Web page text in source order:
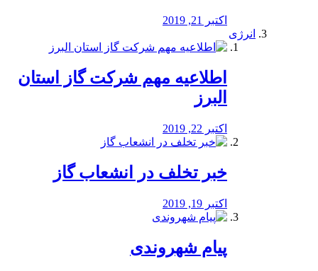
اکتبر 21, 2019
انرژی
️اطلاعیه مهم شرکت گاز استان
البرز
اکتبر 22, 2019
خبر تخلف در انشعاب گاز
اکتبر 19, 2019
پیام شهروندی